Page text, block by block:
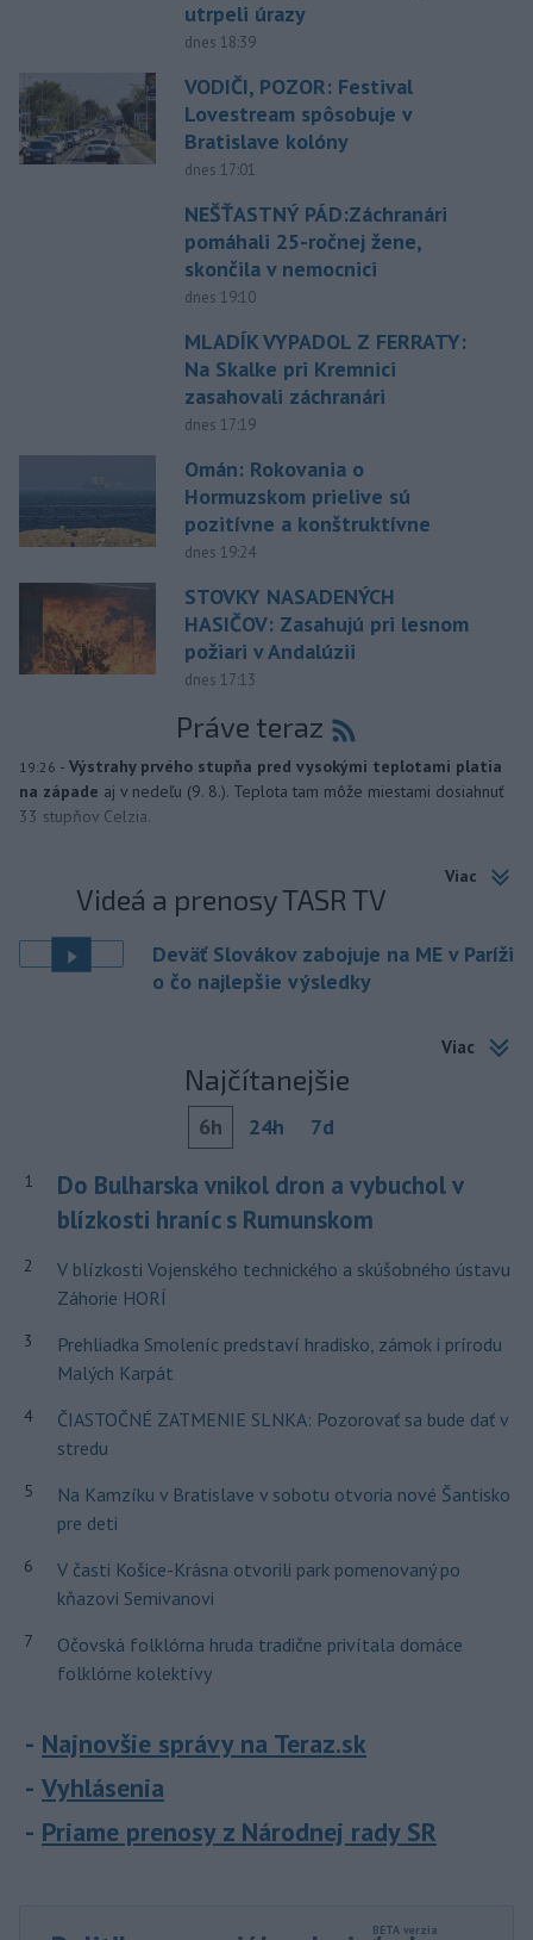
utrpeli úrazy
dnes 18:39
VODIČI, POZOR: Festival
Lovestream spôsobuje v
Bratislave kolóny
dnes 17:01
NEŠŤASTNÝ PÁD:Záchranári
pomáhali 25-ročnej žene,
skončila v nemocnici
dnes 19:10
MLADÍK VYPADOL Z FERRATY:
Na Skalke pri Kremnici
zasahovali záchranári
dnes 17:19
Omán: Rokovania o
Hormuzskom prielive sú
pozitívne a konštruktívne
dnes 19:24
STOVKY NASADENÝCH
HASIČOV: Zasahujú pri lesnom
požiari v Andalúzii
dnes 17:13
Práve teraz
19:26 - Výstrahy prvého stupňa pred vysokými teplotami platia
na západe aj v nedeľu (9. 8.). Teplota tam môže miestami dosiahnuť
33 stupňov Celzia.
Viac
Videá a prenosy TASR TV
Deväť Slovákov zabojuje na ME v Paríži
o čo najlepšie výsledky
Viac
Najčítanejšie
6h 24h 7d
1
Do Bulharska vnikol dron a vybuchol v
blízkosti hraníc s Rumunskom
2
V blízkosti Vojenského technického a skúšobného ústavu
Záhorie HORÍ
3
Prehliadka Smoleníc predstaví hradisko, zámok i prírodu
Malých Karpát
4
ČIASTOČNÉ ZATMENIE SLNKA: Pozorovať sa bude dať v
stredu
5
Na Kamzíku v Bratislave v sobotu otvoria nové Šantisko
pre deti
6
V časti Košice-Krásna otvorili park pomenovaný po
kňazovi Semivanovi
7
Očovská folklórna hruda tradične privítala domáce
folklórne kolektívy
Najnovšie správy na Teraz.sk
Vyhlásenia
Priame prenosy z Národnej rady SR